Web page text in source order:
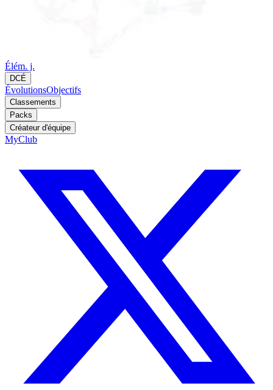
Élém. j.
DCÉ
ÉvolutionsObjectifs
Classements
Packs
Créateur d'équipe
MyClub